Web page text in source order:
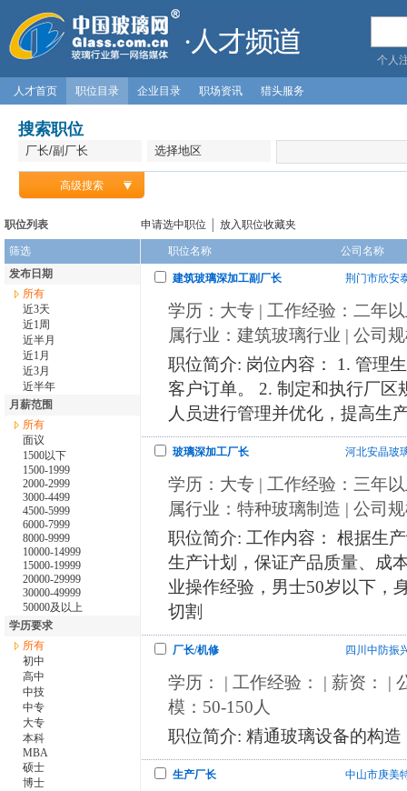
个人
人才首页 职位目录 企业目录 职场资讯 猎头服务
搜索职位
高级搜索
职位列表 申请选中职位 放入职位收藏夹
筛选
发布日期
所有
近3天
近1周
近半月
近1月
近3月
近半年
月薪范围
所有
面议
1500以下
1500-1999
2000-2999
3000-4499
4500-5999
6000-7999
8000-9999
10000-14999
15000-19999
20000-29999
30000-49999
50000及以上
学历要求
所有
初中
高中
中技
中专
大专
本科
MBA
硕士
博士
职位名称 公司名称
建筑玻璃深加工副厂长 荆门市欣安
学历：大专 | 工作经验：二年
属行业：建筑玻璃行业 | 公司
职位简介: 岗位内容： 1. 管理
客户订单。 2. 制定和执行厂区
人员进行管理并优化，提高生
玻璃深加工厂长 河北安晶玻
学历：大专 | 工作经验：三年
属行业：特种玻璃制造 | 公司
职位简介: 工作内容： 根据生
生产计划，保证产品质量、成
业操作经验，男士50岁以下，
切割
厂长/机修 四川中防振
学历： | 工作经验： | 薪资： |
模：50-150人
职位简介: 精通玻璃设备的构
生产厂长 中山市庚美